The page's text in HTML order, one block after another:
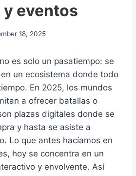
eventos
18, 2025
es solo un pasatiempo: se
un ecosistema donde todo
En 2025, los mundos
a ofrecer batallas o
plazas digitales donde se
y hasta se asiste a
Lo que antes hacíamos en
hoy se concentra en un
y envolvente. Así